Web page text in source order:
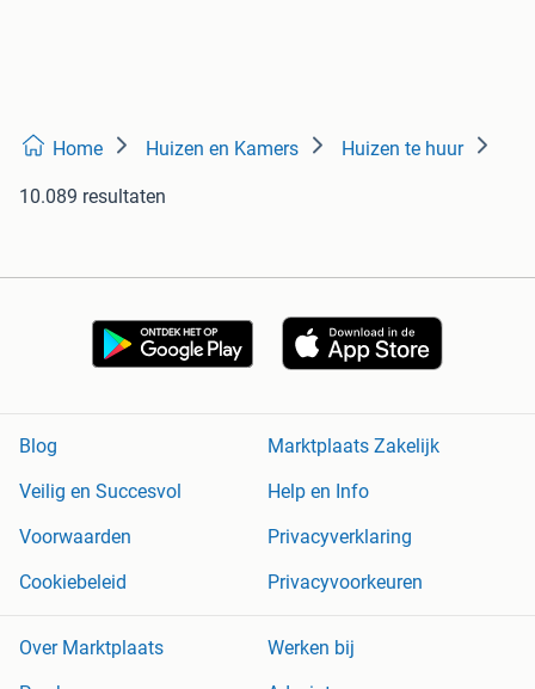
Home Huizen en Kamers Huizen te huur
10.089 resultaten
Blog
Marktplaats Zakelijk
Veilig en Succesvol
Help en Info
Voorwaarden
Privacyverklaring
Cookiebeleid
Privacyvoorkeuren
Over Marktplaats
Werken bij